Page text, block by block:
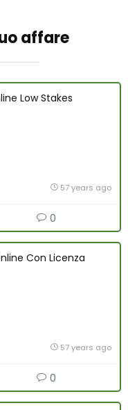
affare
Low Stakes
57 years ago
0
Con Licenza
57 years ago
0